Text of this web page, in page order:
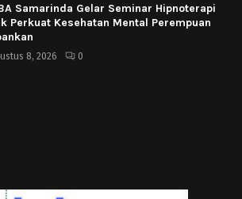
Samarinda Gelar Seminar Hipnoterapi
Perkuat Kesehatan Mental Perempuan
8, 2026 0